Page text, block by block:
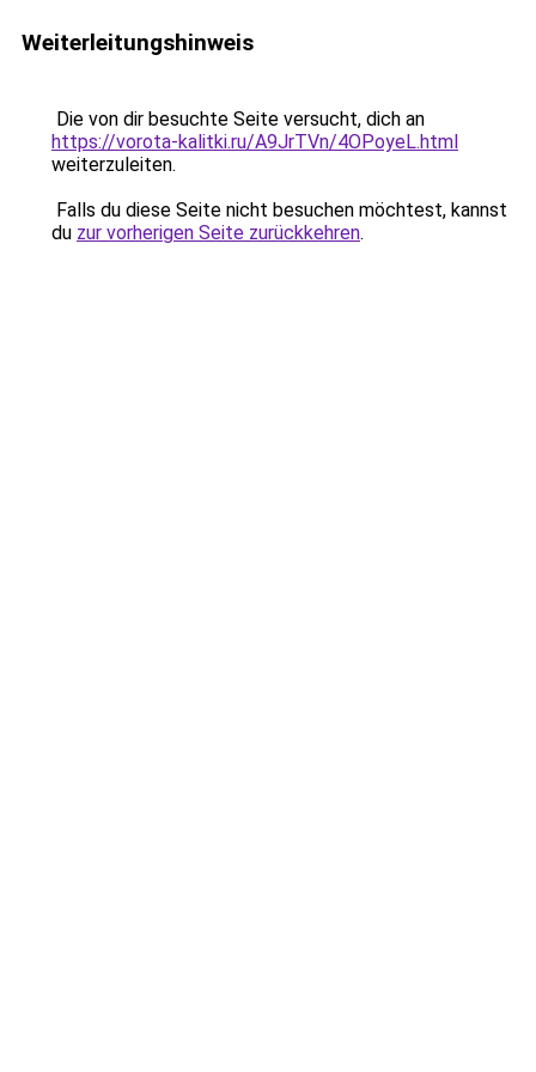
Weiterleitungshinweis
Die von dir besuchte Seite versucht, dich an
https://vorota-kalitki.ru/A9JrTVn/4OPoyeL.html
weiterzuleiten.
Falls du diese Seite nicht besuchen möchtest, kannst
du zur vorherigen Seite zurückkehren.